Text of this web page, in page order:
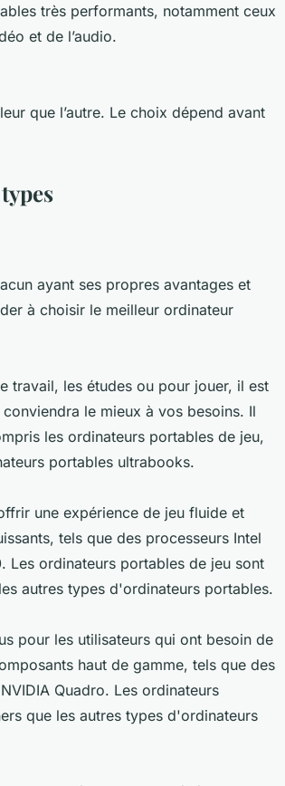
très performants, notamment ceux
et de l’audio.
que l’autre. Le choix dépend avant
ayant ses propres avantages et
à choisir le meilleur ordinateur
travail, les études ou pour jouer, il est
le mieux à vos besoins. Il
les ordinateurs portables de jeu,
portables ultrabooks.
une expérience de jeu fluide et
tels que des processeurs Intel
Les ordinateurs portables de jeu sont
autres types d'ordinateurs portables.
pour les utilisateurs qui ont besoin de
haut de gamme, tels que des
Quadro. Les ordinateurs
que les autres types d'ordinateurs